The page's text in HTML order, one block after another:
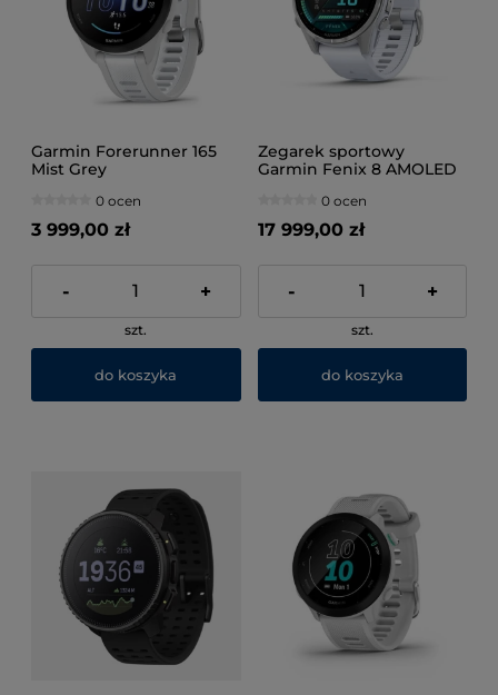
Garmin Forerunner 165
Mist Grey
0 ocen
3 999,00 zł
- +
szt.
do koszyka
Zegarek sportowy
Garmin Fenix 8 AMOLED
0 ocen
17 999,00 zł
- +
szt.
do koszyka